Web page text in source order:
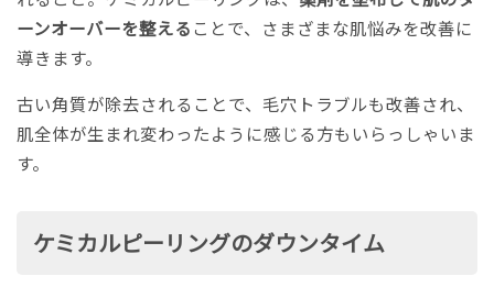
ーンオーバーを整える ことで、さまざまな肌悩みを改善に
導きます。
古い角質が除去されることで、毛穴トラブルも改善され、
肌全体が生まれ変わったように感じる方もいらっしゃいま
す。
ケミカルピーリングのダウンタイム